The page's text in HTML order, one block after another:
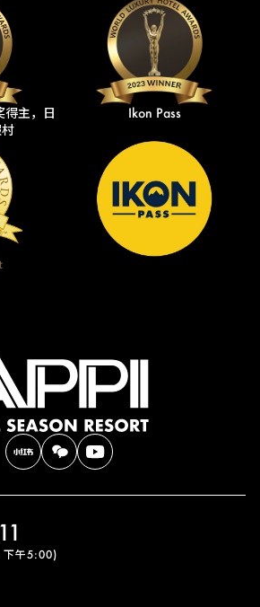
主，日
Ikon Pass
下午5:00)